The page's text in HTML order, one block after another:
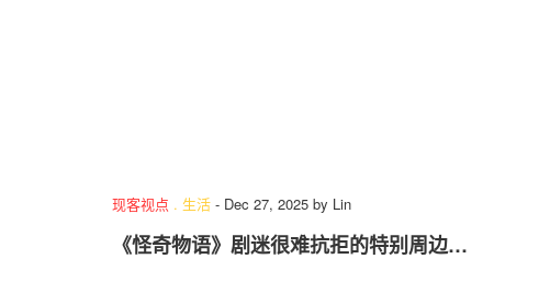
现客视点 . 生活 - Dec 27, 2025 by Lin
《怪奇物语》剧迷很难抗拒的特别周边…